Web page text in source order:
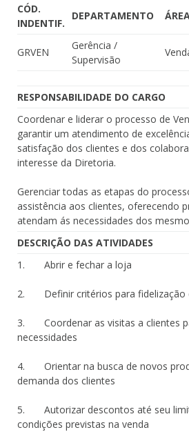
CÓD.
INDENTIF.
DEPARTAMENTO
GRVEN
Gerência /
Supervisão
RESPONSABILIDADE DO CARGO
Coordenar e liderar o processo de
garantir um atendimento de
satisfação dos clientes e dos
interesse da Diretoria.
Gerenciar todas as etapas do
assistência aos clientes, oferecendo
atendam ás necessidades dos
DESCRIÇÃO DAS ATIVIDADES
1. Abrir e fechar a loja
2. Definir critérios para fidelização
3. Coordenar as visitas a clientes
necessidades
4. Orientar na busca de novos
demanda dos clientes
5. Autorizar descontos até seu
condições previstas na venda